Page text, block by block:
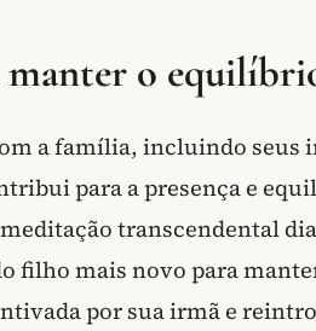
manter o
a família, incluindo seus
para a presença e
transcendental
filho mais novo para
por sua irmã e